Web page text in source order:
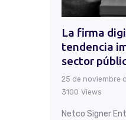
La firma
tendencia
sector
25 de noviembre
3100 Views
Netco Signer